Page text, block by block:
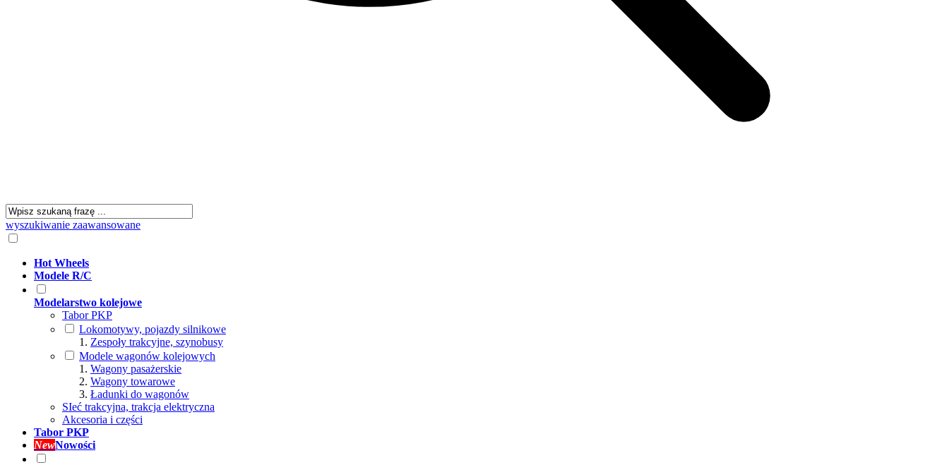
wyszukiwanie zaawansowane
Hot Wheels
Modele R/C
Modelarstwo kolejowe
Tabor PKP
Lokomotywy, pojazdy silnikowe
Zespoły trakcyjne, szynobusy
Modele wagonów kolejowych
Wagony pasażerskie
Wagony towarowe
Ładunki do wagonów
SIeć trakcyjna, trakcja elektryczna
Akcesoria i części
Tabor PKP
NewNowości